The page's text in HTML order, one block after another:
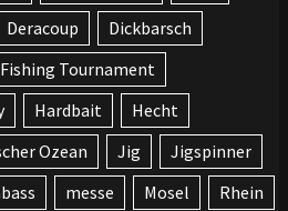
Deracoup
Dickbarsch
Fishing Tournament
Hardbait
Hecht
Ozean Jig
Jigspinner
messe Mosel
Rhein